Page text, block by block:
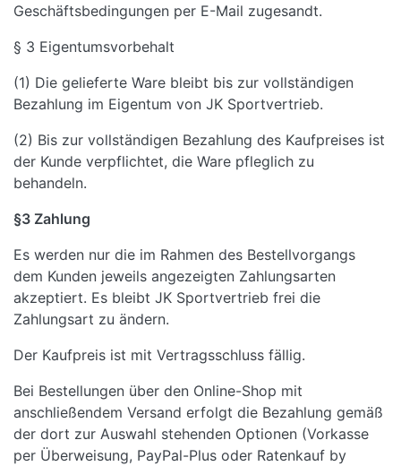
Geschäftsbedingungen per E-Mail zugesandt.
§ 3 Eigentumsvorbehalt
(1) Die gelieferte Ware bleibt bis zur vollständigen
Bezahlung im Eigentum von JK Sportvertrieb.
(2) Bis zur vollständigen Bezahlung des Kaufpreises ist
der Kunde verpflichtet, die Ware pfleglich zu
behandeln.
§3 Zahlung
Es werden nur die im Rahmen des Bestellvorgangs
dem Kunden jeweils angezeigten Zahlungsarten
akzeptiert. Es bleibt JK Sportvertrieb frei die
Zahlungsart zu ändern.
Der Kaufpreis ist mit Vertragsschluss fällig.
Bei Bestellungen über den Online-Shop mit
anschließendem Versand erfolgt die Bezahlung gemäß
der dort zur Auswahl stehenden Optionen (Vorkasse
per Überweisung, PayPal-Plus oder Ratenkauf by